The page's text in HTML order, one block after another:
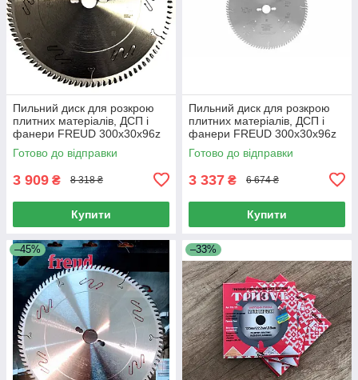
Пильний диск для розкрою
плитних матеріалів, ДСП і
фанери FREUD 300х30х96z
K3.2/2.2 (LU3D-0600)
Готово до відправки
3 909 ₴ 8 318 ₴
Купити
Пильний диск для розкрою
плитних матеріалів, ДСП і
фанери FREUD 300х30х96z
K3.2/2.2 (LG3D-0600)
Готово до відправки
3 337 ₴ 6 674 ₴
Купити
–45% –33%